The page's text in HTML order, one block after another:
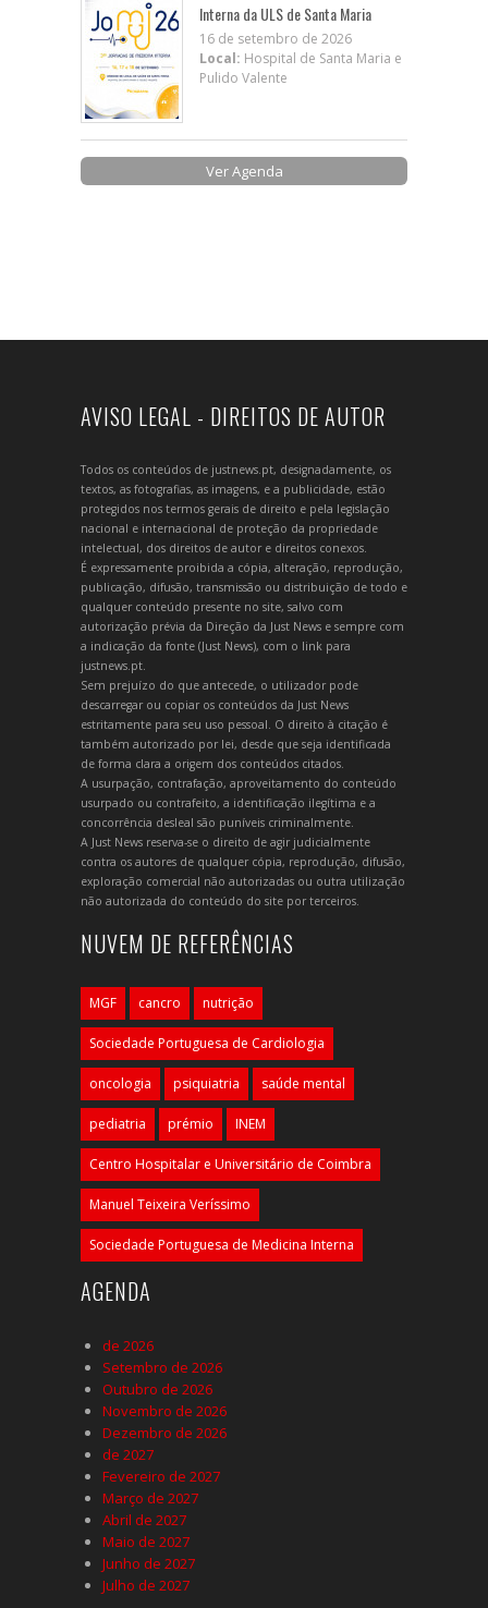
Interna da ULS de Santa Maria
16 de setembro de 2026
Local: Hospital de Santa Maria e
Pulido Valente
Ver Agenda
AVISO LEGAL - DIREITOS DE AUTOR
Todos os conteúdos de justnews.pt, designadamente, os
textos, as fotografias, as imagens, e a publicidade, estão
protegidos nos termos gerais de direito e pela legislação
nacional e internacional de proteção da propriedade
intelectual, dos direitos de autor e direitos conexos.
É expressamente proibida a cópia, alteração, reprodução,
publicação, difusão, transmissão ou distribuição de todo e
qualquer conteúdo presente no site, salvo com
autorização prévia da Direção da Just News e sempre com
a indicação da fonte (Just News), com o link para
justnews.pt.
Sem prejuízo do que antecede, o utilizador pode
descarregar ou copiar os conteúdos da Just News
estritamente para seu uso pessoal. O direito à citação é
também autorizado por lei, desde que seja identificada
de forma clara a origem dos conteúdos citados.
A usurpação, contrafação, aproveitamento do conteúdo
usurpado ou contrafeito, a identificação ilegítima e a
concorrência desleal são puníveis criminalmente.
A Just News reserva-se o direito de agir judicialmente
contra os autores de qualquer cópia, reprodução, difusão,
exploração comercial não autorizadas ou outra utilização
não autorizada do conteúdo do site por terceiros.
NUVEM DE REFERÊNCIAS
MGF cancro nutrição
Sociedade Portuguesa de Cardiologia
oncologia psiquiatria saúde mental
pediatria prémio INEM
Centro Hospitalar e Universitário de Coimbra
Manuel Teixeira Veríssimo
Sociedade Portuguesa de Medicina Interna
AGENDA
de 2026
Setembro de 2026
Outubro de 2026
Novembro de 2026
Dezembro de 2026
de 2027
Fevereiro de 2027
Março de 2027
Abril de 2027
Maio de 2027
Junho de 2027
Julho de 2027